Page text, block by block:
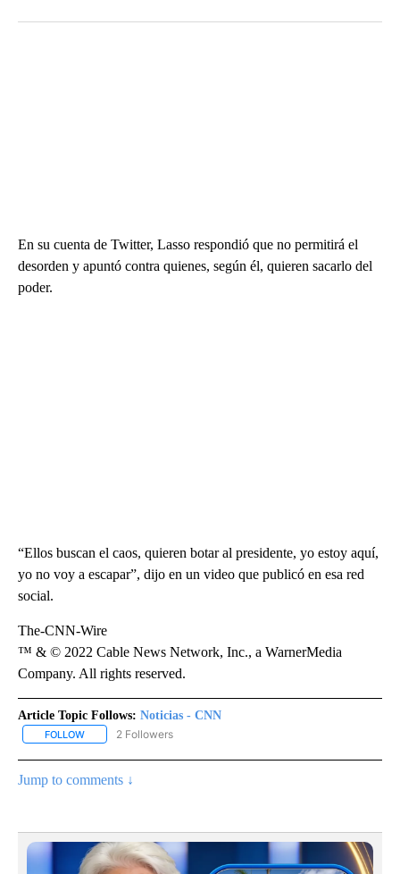
En su cuenta de Twitter, Lasso respondió que no permitirá el
desorden y apuntó contra quienes, según él, quieren sacarlo del
poder.
“Ellos buscan el caos, quieren botar al presidente, yo estoy aquí,
yo no voy a escapar”, dijo en un video que publicó en esa red
social.
The-CNN-Wire
™ & © 2022 Cable News Network, Inc., a WarnerMedia
Company. All rights reserved.
Article Topic Follows: Noticias - CNN
FOLLOW FOLLOW "NOTICIAS - CNN" TO RECEIVE NOTIFICATIONS ABOUT
2 Followers
Jump to comments ↓